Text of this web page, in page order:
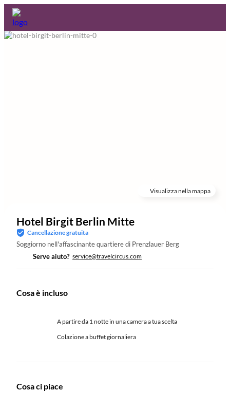
Visualizza nella mappa
Hotel Birgit Berlin Mitte
Cancellazione gratuita
Soggiorno nell'affascinante quartiere di Prenzlauer Berg
Serve aiuto? service@travelcircus.com
Cosa è incluso
A partire da 1 notte in una camera a tua scelta
Colazione a buffet giornaliera
Cosa ci piace